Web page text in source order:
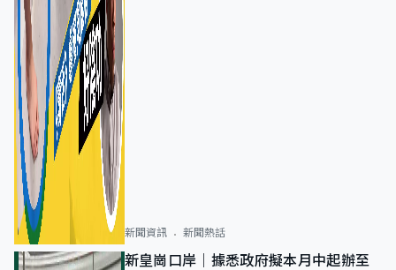
新聞資訊 新聞熱話
新皇崗口岸｜據悉政府擬本月中起辦至